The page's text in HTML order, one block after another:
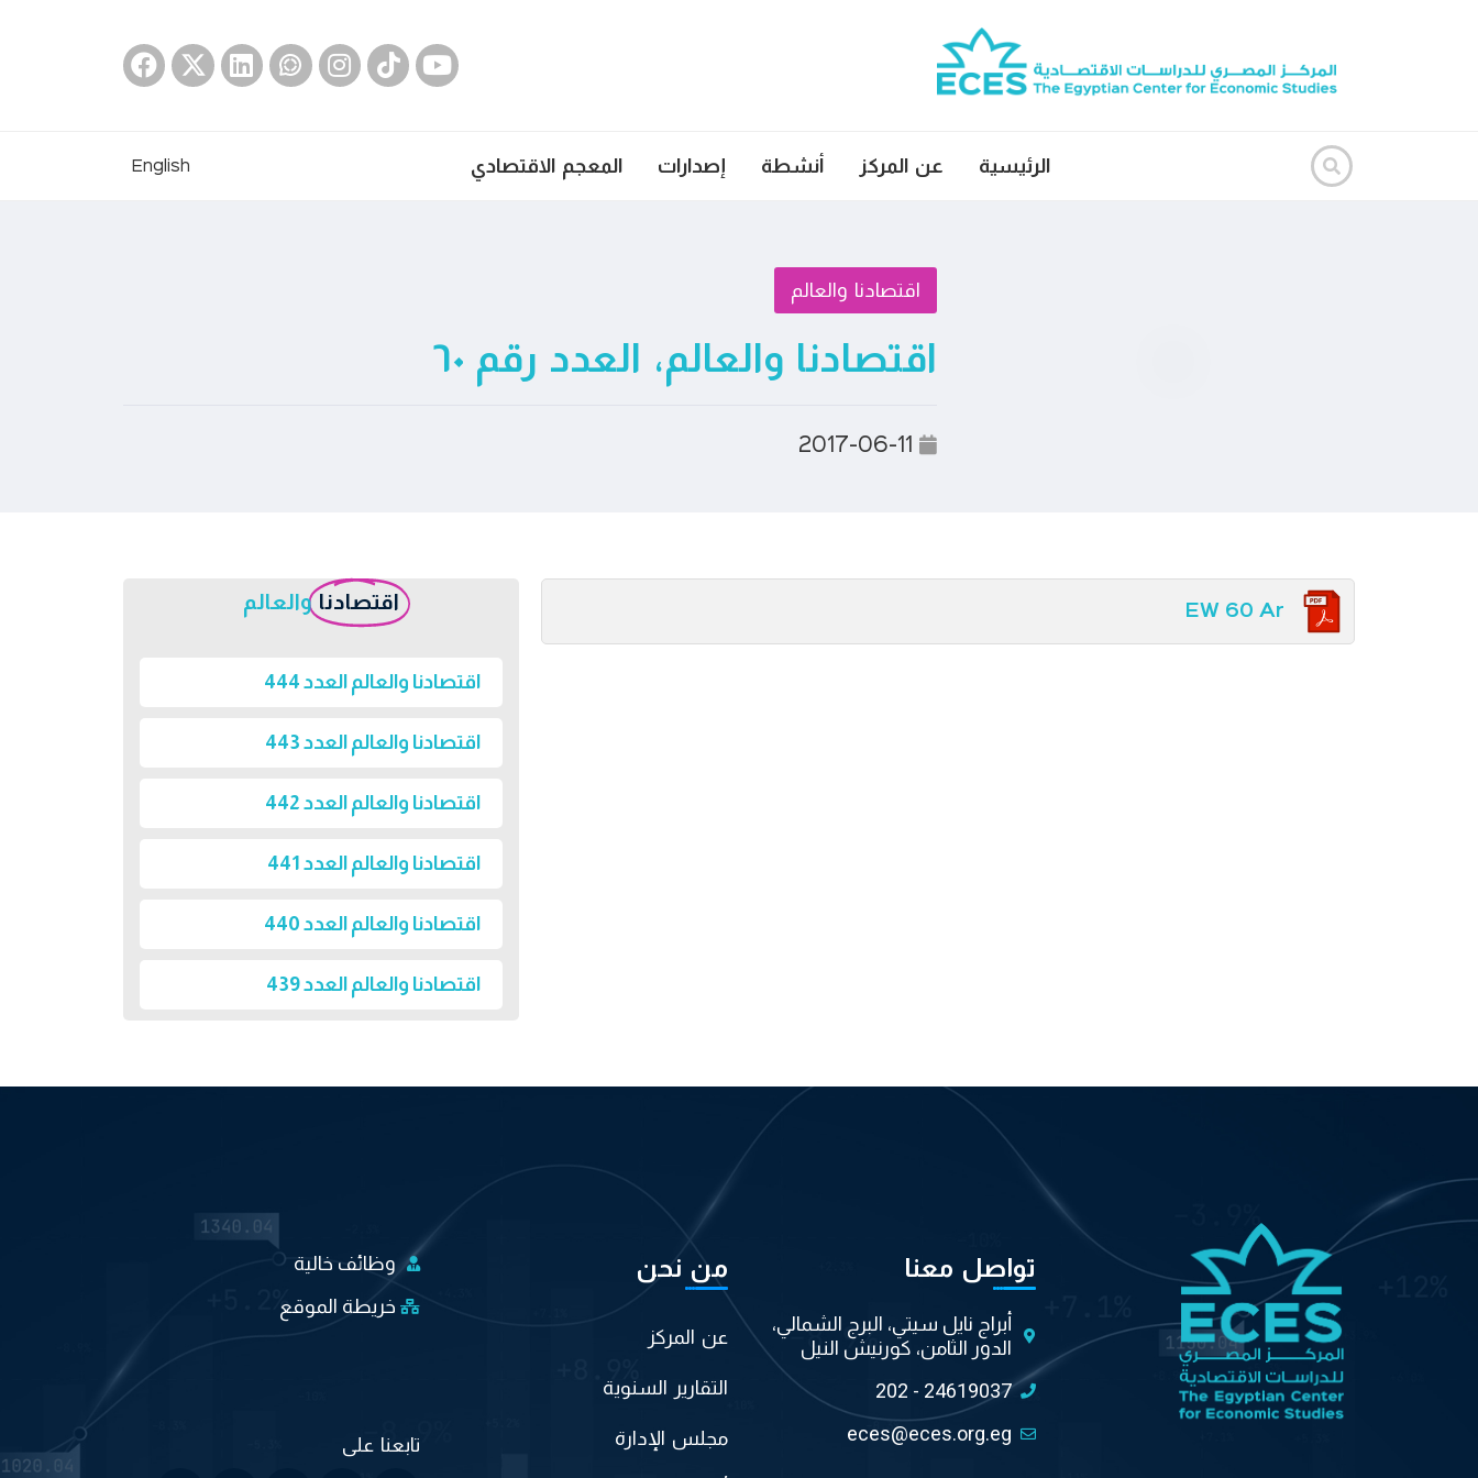
الرئيسية عن المركز أنشطة إصدارات المعجم الاقتصادي English
اقتصادنا والعالم
اقتصادنا والعالم، العدد رقم ٦٠
2017-06-11
EW 60 Ar اقتصادنا والعالم
اقتصادنا والعالم العدد 444
اقتصادنا والعالم العدد 443
اقتصادنا والعالم العدد 442
اقتصادنا والعالم العدد 441
اقتصادنا والعالم العدد 440
اقتصادنا والعالم العدد 439
تواصل معنا
أبراج نايل سيتي، البرج الشمالي،
الدور الثامن، كورنيش النيل
202 - 24619037
eces@eces.org.eg
من نحن
عن المركز
التقارير السنوية
مجلس الإدارة
وظائف خالية
خريطة الموقع